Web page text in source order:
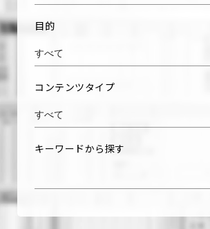
目的
すべて
コンテンツタイプ
すべて
キーワードから探す